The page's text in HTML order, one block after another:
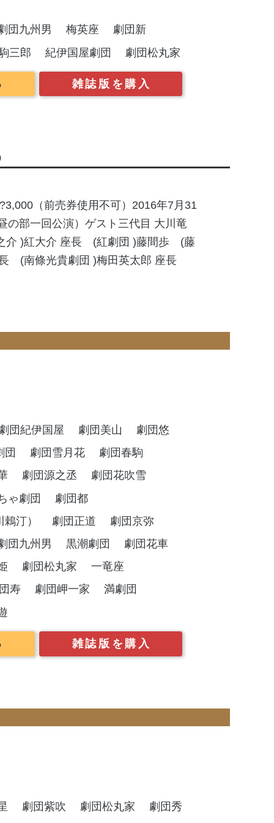
団九州男
梅英座
劇団新
三郎
紀伊国屋劇団 劇団松丸家
雑誌版を購入
（前売券使用不可）2016年7月31
の部一回公演）ゲスト三代目 大川竜
介 )紅大介 座長 (紅劇団 )藤間歩 (藤
(南條光貴劇団 )梅田英太郎 座長
団紀伊国屋
劇団美山
劇団悠
団
劇団雪月花
劇団春駒
劇団源之丞
劇団花吹雪
ゃ劇団
劇団都
汀）
劇団正道
劇団京弥
団九州男
黒潮劇団
劇団花車
劇団松丸家
一竜座
寿
劇団岬一家
満劇団
雑誌版を購入
劇団紫吹 劇団松丸家 劇団秀